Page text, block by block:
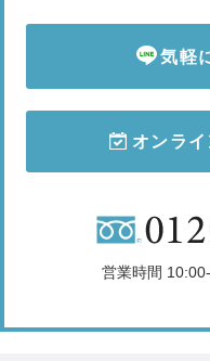
気軽
オンラ
営業時間